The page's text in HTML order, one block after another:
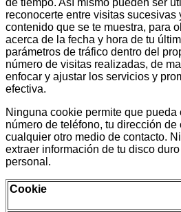
reconocerte entre visitas sucesivas
contenido que se te muestra, para
acerca de la fecha y hora de tu
parámetros de tráfico dentro del
número de visitas realizadas, de
enfocar y ajustar los servicios y
efectiva.
Ninguna cookie permite que pueda
número de teléfono, tu dirección
cualquier otro medio de contacto.
extraer información de tu disco
personal.
Cookie